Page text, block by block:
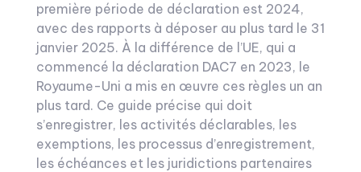
première période de déclaration est 2024,
avec des rapports à déposer au plus tard le 31
janvier 2025. À la différence de l’UE, qui a
commencé la déclaration DAC7 en 2023, le
Royaume-Uni a mis en œuvre ces règles un an
plus tard. Ce guide précise qui doit
s’enregistrer, les activités déclarables, les
exemptions, les processus d’enregistrement,
les échéances et les juridictions partenaires